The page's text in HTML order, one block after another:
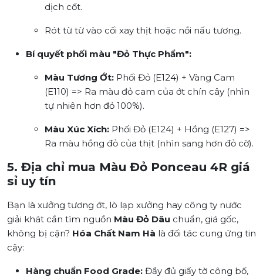
dịch cốt.
Rót từ từ vào cối xay thịt hoặc nồi nấu tương.
Bí quyết phối màu "Đỏ Thực Phẩm":
Màu Tương Ớt: Phối Đỏ (E124) + Vàng Cam
(E110) => Ra màu đỏ cam của ớt chín cây (nhìn
tự nhiên hơn đỏ 100%).
Màu Xúc Xích: Phối Đỏ (E124) + Hồng (E127) =>
Ra màu hồng đỏ của thịt (nhìn sang hơn đỏ cờ).
5. Địa chỉ mua Màu Đỏ Ponceau 4R giá
sỉ uy tín
Bạn là xưởng tương ớt, lò lạp xưởng hay công ty nước
giải khát cần tìm nguồn Màu Đỏ Dâu chuẩn, giá gốc,
không bị cặn? Hóa Chất Nam Hà là đối tác cung ứng tin
cậy:
Hàng chuẩn Food Grade: Đầy đủ giấy tờ công bố,